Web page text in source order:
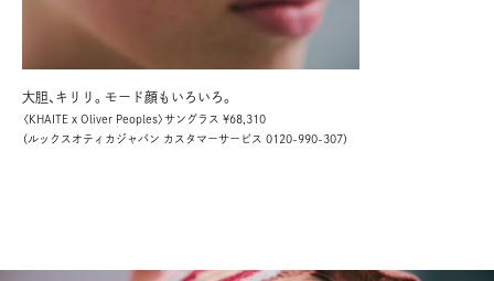
大胆、キリリ。モード顔もいろいろ。
〈KHAITE x Oliver Peoples〉サングラス ¥68,310
（ルックスオティカジャパン カスタマーサービス 0120-990-307）